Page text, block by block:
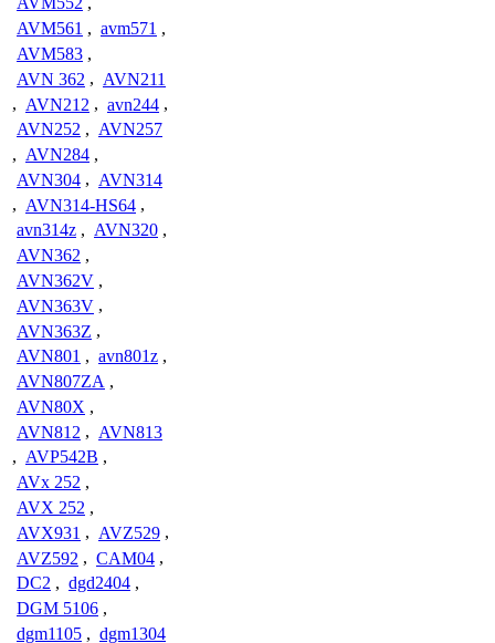
AVM561 , avm571 ,
AVM583 ,
AVN 362 , AVN211
, AVN212 , avn244 ,
AVN252 , AVN257
, AVN284 ,
AVN304 , AVN314
, AVN314-HS64 ,
avn314z , AVN320 ,
AVN362 ,
AVN362V ,
AVN363V ,
AVN363Z ,
AVN801 , avn801z ,
AVN807ZA ,
AVN80X ,
AVN812 , AVN813
, AVP542B ,
AVx 252 ,
AVX 252 ,
AVX931 , AVZ529 ,
AVZ592 , CAM04 ,
DC2 , dgd2404 ,
DGM 5106 ,
dgm1105 , dgm1304